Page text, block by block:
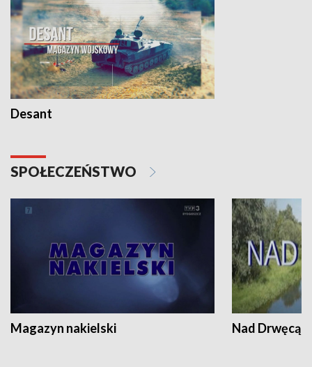
Desant
SPOŁECZEŃSTWO
Magazyn nakielski Nad Drwęcą